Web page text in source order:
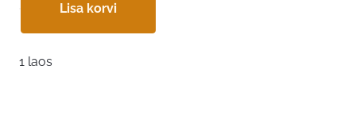
Lisa korvi
1 laos